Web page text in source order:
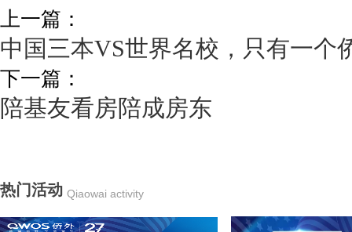
上一篇：
中国三本VS世界名校，只有一个
下一篇：
陪基友看房陪成房东
热门活动 Qiaowai activity